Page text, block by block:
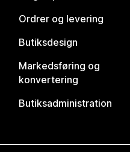
Ordrer og levering
Butiksdesign
Markedsføring og
konvertering
Butiksadministration